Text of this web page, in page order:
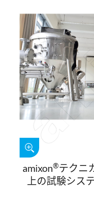
amixon®テクニ
上の試験シス